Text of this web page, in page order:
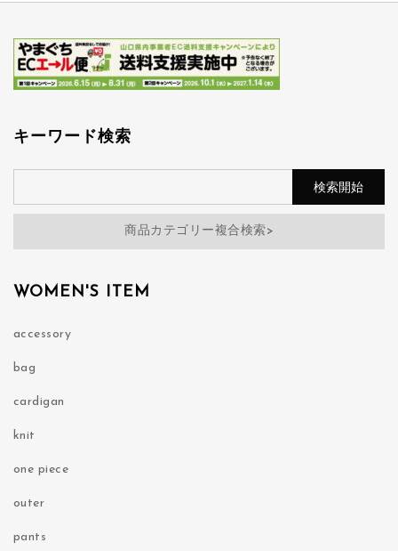
キーワード検索
商品カテゴリー複合検索>
WOMEN'S ITEM
accessory
bag
cardigan
knit
one piece
outer
pants